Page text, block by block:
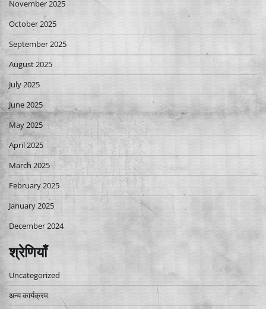
November 2025
October 2025
September 2025
August 2025
July 2025
June 2025
May 2025
April 2025
March 2025
February 2025
January 2025
December 2024
श्रेणियाँ
Uncategorized
अन्य कार्यक्रम